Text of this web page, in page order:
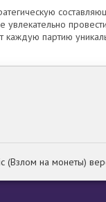
каждую партию
(Взлом на монеты)